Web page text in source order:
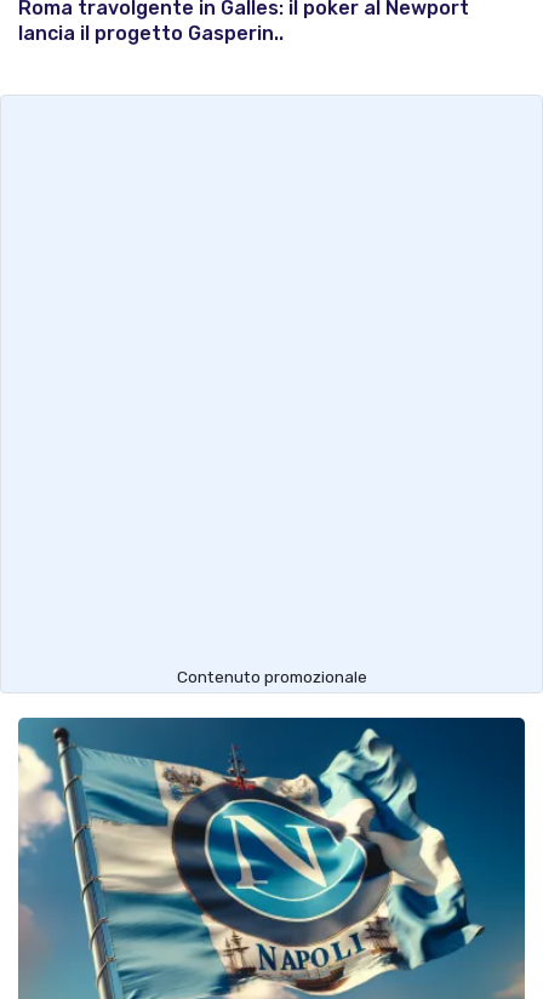
Roma travolgente in Galles: il poker al Newport
lancia il progetto Gasperin..
Contenuto promozionale